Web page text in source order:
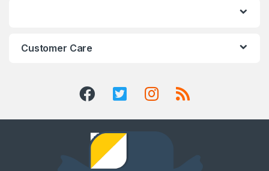
Customer Care